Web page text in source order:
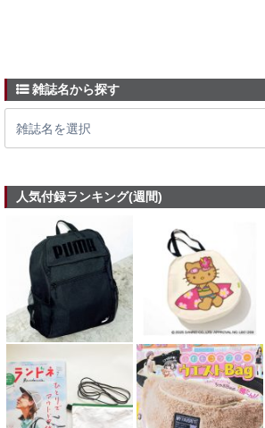
雑誌名から探す
人気付録ランキング(週間)